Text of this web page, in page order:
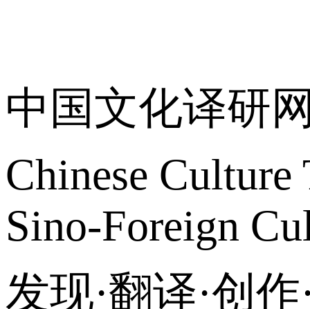
中国文化译研
Chinese
Sino-Foreign
发现·翻译·创